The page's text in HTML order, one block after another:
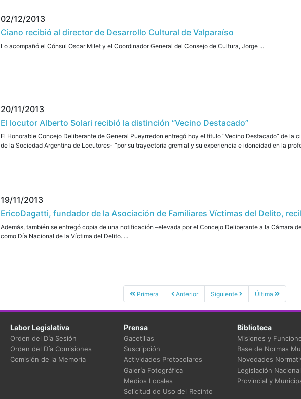
02/12/2013
Ciano recibió al director de Desarrollo Cultural de Valparaíso
Lo acompañó el Cónsul Oscar Milet y el Coordinador General del Consejo de Cultura, Jorge ...
20/11/2013
El locutor Alberto Solari recibió la distinción “Vecino Destacado”
El Honorable Concejo Deliberante de General Pueyrredon entregó hoy el título “Vecino Destacado” de la
de la Sociedad Argentina de Locutores- “por su trayectoria gremial y su experiencia e idoneidad en la
19/11/2013
EricoDagatti, fundador de la Asociación de Familiares Víctimas del Delito,
Además, también se entregó copia de una notificación –elevada por el Concejo Deliberante a la Cámara
como Día Nacional de la Víctima del Delito. ...
Primera Anterior Siguiente Última
Labor Legislativa
Orden del Día Sesión
Orden del Día Comisiones
Comisión de la Memoria
Prensa
Gacetillas
Suscripción
Actividades Protocolares
Galería Fotográfica
Medios Locales
Solicitud de Uso del Recinto
Biblioteca
Misiones y
Base de Normas
Novedades
Legislación Nacional
Provincial y